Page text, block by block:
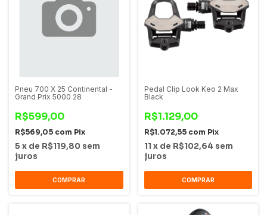
Pneu 700 X 25 Continental -
Grand Prix 5000 28
R$599,00
R$569,05 com Pix
5 x de R$119,80 sem
juros
COMPRAR
Pedal Clip Look Keo 2 Max
Black
R$1.129,00
R$1.072,55 com Pix
11 x de R$102,64 sem
juros
COMPRAR